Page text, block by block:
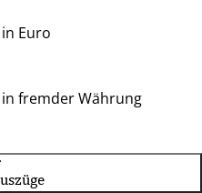
Euro
fremder Währung